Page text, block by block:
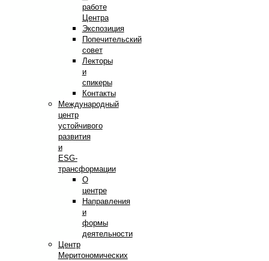
работе
Центра
Экспозиция
Попечительский
совет
Лекторы
и
спикеры
Контакты
Международный
центр
устойчивого
развития
и
ESG-
трансформации
О
центре
Направления
и
формы
деятельности
Центр
Меритономических